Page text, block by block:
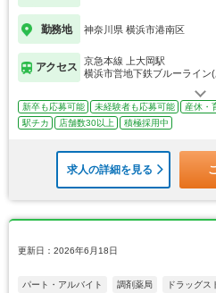
勤務地 神奈川県 横浜市港南区
アクセス
京急本線 上大岡駅
横浜市営地下鉄ブルーライン
新卒も応募可能 未経験者も応募可能 産休・
駅チカ
店舗数30以上 積極採用中
求人の詳細を見る
更新日：2026年6月18日
パート・アルバイト 調剤薬局 ドラッグス